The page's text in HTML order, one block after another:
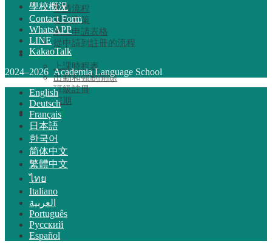
申請流程
退款政策
網上申請表格
從申請到註冊的流程
對於在校生
上課時程表
出勤和強制開除
班級註冊
假期
學校概況
MENU
選擇理由
低成本！ 承諾與秘訣
親子留學友好支援
優越的地理位置和設施
經驗豐富的師資力量
樂趣！ 阿羅哈學生生活
學校概況
Contact Form
WhatsAPP
LINE
KakaoTalk
2024–2026 Academia Language School
English
Deutsch
Français
日本語
한국어
简体中文
繁體中文
ไทย
Italiano
العربية
Português
Русский
Español